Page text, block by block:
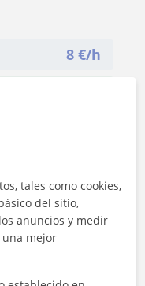
8 €/h
tales como cookies,
del sitio,
anuncios y medir
una mejor